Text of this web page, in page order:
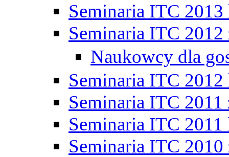
Seminaria ITC 2013
Seminaria ITC 2012
Naukowcy dla
Seminaria ITC 2012
Seminaria ITC 2011
Seminaria ITC 2011
Seminaria ITC 2010